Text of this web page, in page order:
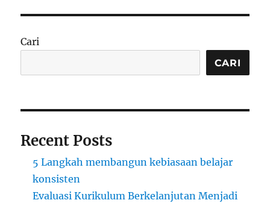
Cari
CARI
Recent Posts
5 Langkah membangun kebiasaan belajar
konsisten
Evaluasi Kurikulum Berkelanjutan Menjadi